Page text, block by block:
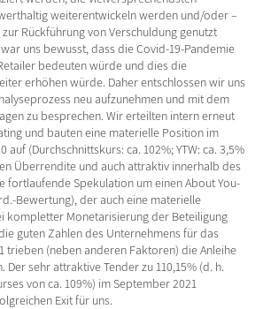
weiterentwickeln werden und/oder –
Rückführung von Verschuldung genutzt
uns bewusst, dass die Covid-19-Pandemie
bedeuten würde und dies die
erhöhen würde. Daher entschlossen wir uns
neu aufzunehmen und mit dem
zu besprechen. Wir erteilten intern erneut
und bauten eine materielle Position im
(Durchschnittskurs: ca. 102%; YTW: ca. 3,5%
Überrendite und auch attraktiv innerhalb des
fortlaufende Spekulation um einen About You-
Bewertung), der auch eine materielle
kompletter Monetarisierung der Beteiligung
guten Zahlen des Unternehmens für das
trieben (neben anderen Faktoren) die Anleihe
sehr attraktive Tender zu 110,15% (d. h.
von ca. 109%) im September 2021
Exit für uns.